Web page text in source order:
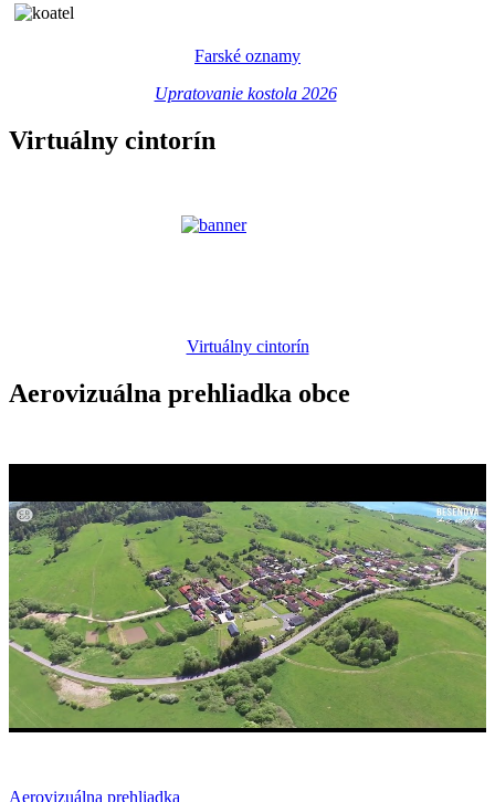
Farské oznamy
Upratovanie kostola 2026
Virtuálny cintorín
Virtuálny cintorín
Aerovizuálna prehliadka obce
Aerovizuálna prehliadka